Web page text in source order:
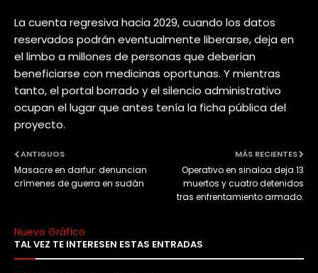
La cuenta regresiva hacia 2029, cuando los datos
reservados podrán eventualmente liberarse, deja en
el limbo a millones de personas que deberían
beneficiarse con medicinas oportunas. Y mientras
tanto, el portal borrado y el silencio administrativo
ocupan el lugar que antes tenía la ficha pública del
proyecto.
MÁS RECIENTES
Operativo en sinaloa deja 13
muertos y cuatro detenidos
tras enfrentamiento armado.
ANTIGUOS
Masacre en darfur: denuncian
crímenes de guerra en sudán
Nuevo Gráfico
TAL VEZ TE INTERESEN ESTAS ENTRADAS